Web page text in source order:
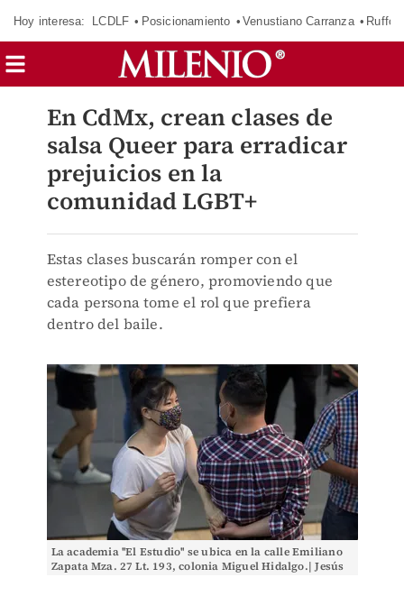
Hoy interesa: LCDLF Posicionamiento Venustiano Carranza Ruffo
En CdMx, crean clases de
salsa Queer para erradicar
prejuicios en la
comunidad LGBT+
Estas clases buscarán romper con el
estereotipo de género, promoviendo que
cada persona tome el rol que prefiera
dentro del baile.
La academia ''El Estudio'' se ubica en la calle Emiliano
Zapata Mza. 27 Lt. 193, colonia Miguel Hidalgo.| Jesús